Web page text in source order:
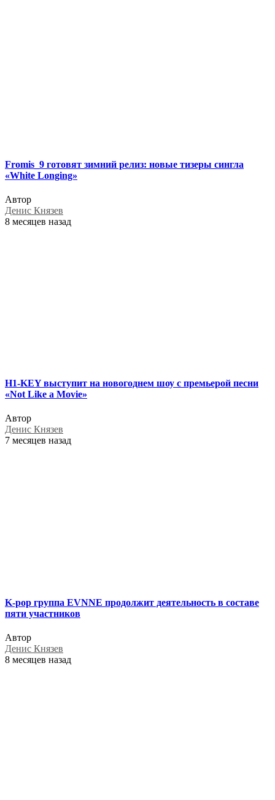
Fromis_9 готовят зимний релиз: новые тизеры сингла
«White Longing»
Автор
Денис Князев
8 месяцев назад
H1-KEY выступит на новогоднем шоу с премьерой песни
«Not Like a Movie»
Автор
Денис Князев
7 месяцев назад
K-pop группа EVNNE продолжит деятельность в составе
пяти участников
Автор
Денис Князев
8 месяцев назад